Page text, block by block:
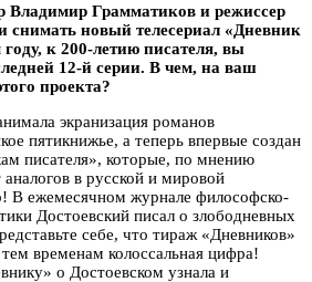
Владимир Грамматиков и режиссер
снимать новый телесериал «Дневник
к 200-летию писателя, вы
12-й серии. В чем, на ваш
проекта?
экранизация романов
пятикнижье, а теперь впервые создан
писателя», которые, по мнению
в русской и мировой
В ежемесячном журнале философско-
Достоевский писал о злободневных
себе, что тираж «Дневников»
временам колоссальная цифра!
о Достоевском узнала и